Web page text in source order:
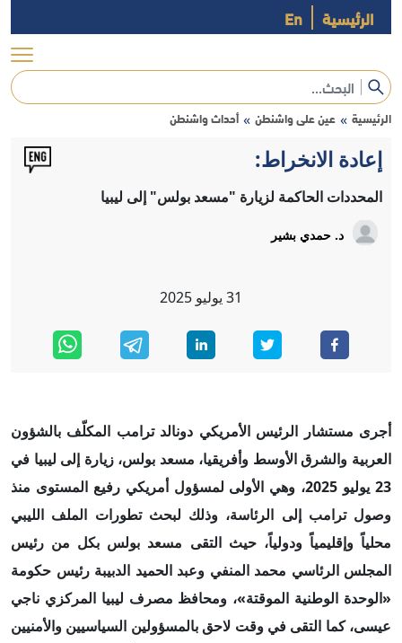
الرئيسية En
الرئيسية » عين على واشنطن » أحداث واشنطن
إعادة الانخراط:
المحددات الحاكمة لزيارة "مسعد بولس" إلى ليبيا
د. حمدي بشير
31 يوليو 2025
أجرى مستشار الرئيس الأمريكي دونالد ترامب المكلّف بالشؤون
العربية والشرق الأوسط وأفريقيا، مسعد بولس، زيارة إلى ليبيا في
23 يوليو 2025، وهي الأولى لمسؤول أمريكي رفيع المستوى منذ
وصول ترامب إلى الرئاسة، وذلك لبحث تطورات الملف الليبي
محلياً وإقليمياً ودولياً، حيث التقى مسعد بولس بكل من رئيس
المجلس الرئاسي محمد المنفي وعبد الحميد الدبيبة رئيس حكومة
«الوحدة الوطنية الموقتة»، ومحافظ مصرف ليبيا المركزي ناجي
عيسى، كما التقى في وقت لاحق بالمسؤولين السياسيين والأمنيين